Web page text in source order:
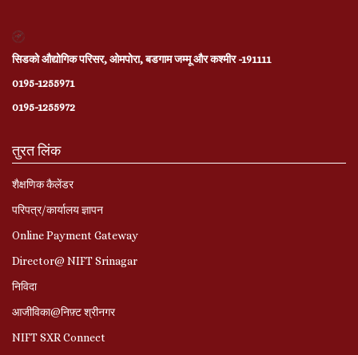
सिडको औद्योगिक परिसर, ओमपोरा, बडगाम जम्मू और कश्मीर -191111
0195-1255971
0195-1255972
तुरत लिंक
शैक्षणिक कैलेंडर
परिपत्र/कार्यालय ज्ञापन
Online Payment Gateway
Director@ NIFT Srinagar
निविदा
आजीविका@निफ़्ट श्रीनगर
NIFT SXR Connect